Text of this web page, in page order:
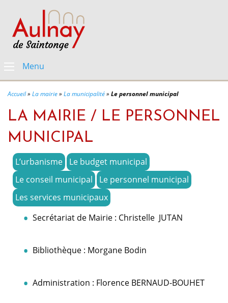
Menu
Accueil» La mairie» La municipalité» Le personnel municipal
LA MAIRIE / LE PERSONNEL
MUNICIPAL
L’urbanisme
Le budget municipal
Le conseil municipal
Le personnel municipal
Les services municipaux
Secrétariat de Mairie : Christelle JUTAN
Bibliothèque : Morgane Bodin
Administration : Florence BERNAUD-BOUHET